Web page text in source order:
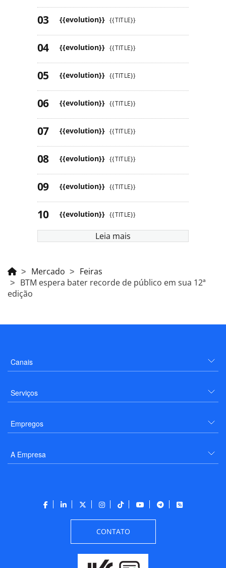
{{evolution}} {{TITLE}}
{{evolution}} {{TITLE}}
{{evolution}} {{TITLE}}
{{evolution}} {{TITLE}}
{{evolution}} {{TITLE}}
{{evolution}} {{TITLE}}
{{evolution}} {{TITLE}}
{{evolution}} {{TITLE}}
Leia mais
Mercado
Feiras
BTM espera bater recorde de público em sua 12ª
edição
Canais
Serviços
Empregos
A Empresa
CONTATO